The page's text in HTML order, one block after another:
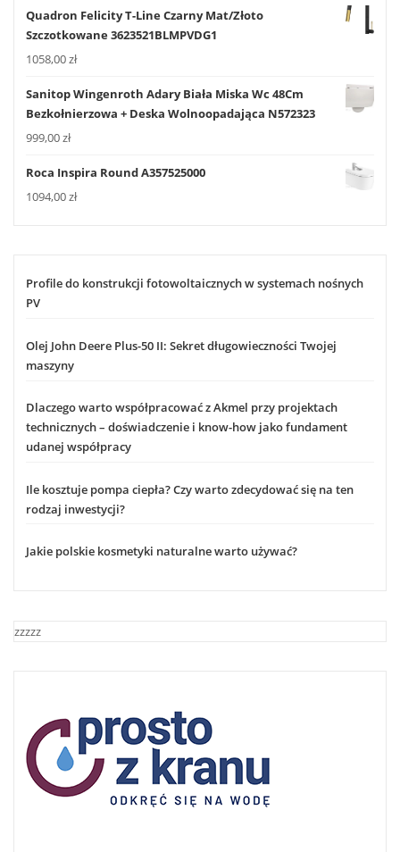
Quadron Felicity T-Line Czarny Mat/Złoto
Szczotkowane 3623521BLMPVDG1
1058,00zł
Sanitop Wingenroth Adary Biała Miska Wc 48Cm
Bezkołnierzowa + Deska Wolnoopadająca N572323
999,00zł
Roca Inspira Round A357525000
1094,00zł
Profile do konstrukcji fotowoltaicznych w systemach nośnych
PV
Olej John Deere Plus-50 II: Sekret długowieczności Twojej
maszyny
Dlaczego warto współpracować z Akmel przy projektach
technicznych – doświadczenie i know-how jako fundament
udanej współpracy
Ile kosztuje pompa ciepła? Czy warto zdecydować się na ten
rodzaj inwestycji?
Jakie polskie kosmetyki naturalne warto używać?
zzzzz